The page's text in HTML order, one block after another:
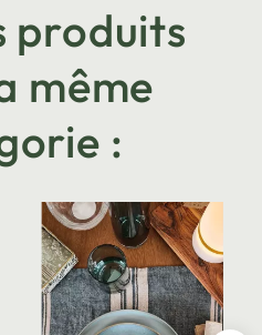
produits
même
: